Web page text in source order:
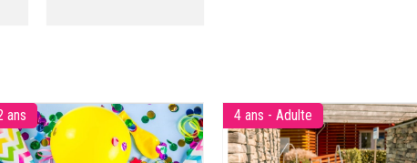
ans 4 ans - Adulte